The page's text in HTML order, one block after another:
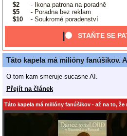
$2
- Ikona patrona na poradně
$5
- Poradna bez reklam
$10
- Soukromé poradenství
STAŇTE SE
Táto kapela má milióny fanúšikov.
O tom kam smeruje sucasne AI.
Přejít na článek
Táto kapela má milióny fanúšikov - až na to, že